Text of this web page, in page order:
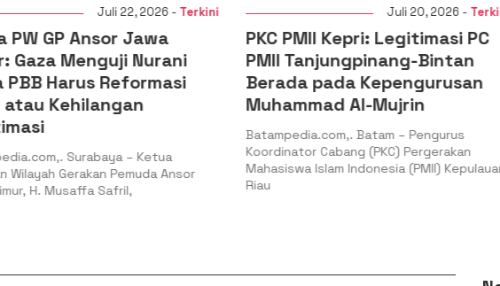
Juli 22, 2026 -Terkini
GP Ansor Jawa
Menguji Nurani
Harus Reformasi
Kehilangan
Surabaya – Ketua
Gerakan Pemuda Ansor
Musaffa Safril,
Juli 20, 2026 -Terkini
PKC PMII Kepri: Legitimasi PC
PMII Tanjungpinang-Bintan
Berada pada Kepengurusan
Muhammad Al-Mujrin
Batampedia.com,. Batam – Pengurus
Koordinator Cabang (PKC) Pergerakan
Mahasiswa Islam Indonesia (PMII) Kepulauan